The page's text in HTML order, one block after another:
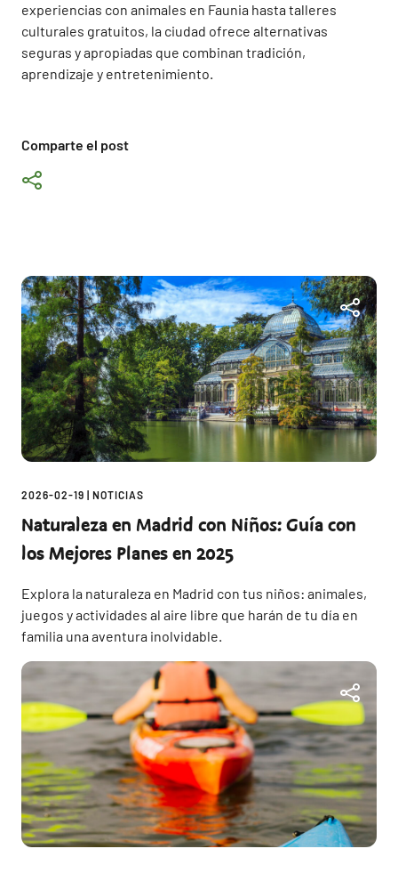
Comparte el post
experiencias con animales en Faunia hasta talleres
culturales gratuitos, la ciudad ofrece alternativas
seguras y apropiadas que combinan tradición,
aprendizaje y entretenimiento.
2026-02-19 NOTICIAS
Naturaleza en Madrid con Niños: Guía con
los Mejores Planes en 2025
Explora la naturaleza en Madrid con tus niños: animales,
juegos y actividades al aire libre que harán de tu día en
familia una aventura inolvidable.